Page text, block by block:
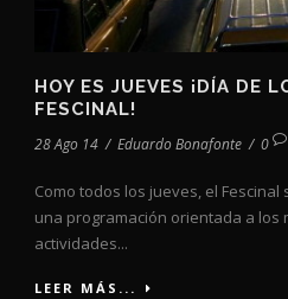
HOY ES JUEVES ¡DÍA DE
FESCINAL!
28 Ago 14 / Eduardo Bonafonte / 0
Como todos los jueves, el
una programación orientada a los
actividades...
LEER MÁS...